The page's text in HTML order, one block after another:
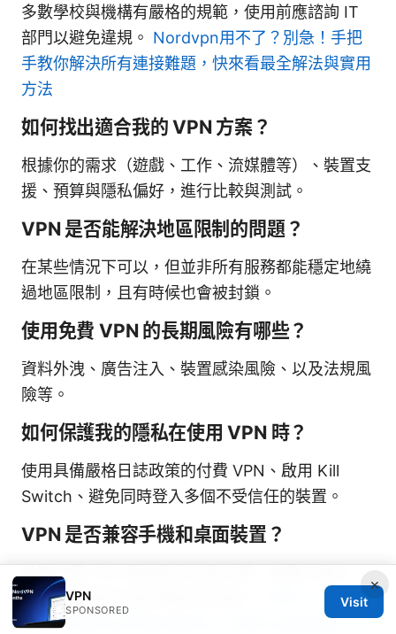
多數學校與機構有嚴格的規範，使用前應諮詢 IT
部門以避免違規。 Nordvpn用不了？別急！手把
手教你解決所有連接難題，快來看最全解法與實用
方法
如何找出適合我的 VPN 方案？
根據你的需求（遊戲、工作、流媒體等）、裝置支
援、預算與隱私偏好，進行比較與測試。
VPN 是否能解決地區限制的問題？
在某些情況下可以，但並非所有服務都能穩定地繞
過地區限制，且有時候也會被封鎖。
使用免費 VPN 的長期風險有哪些？
資料外洩、廣告注入、裝置感染風險、以及法規風
險等。
如何保護我的隱私在使用 VPN 時？
使用具備嚴格日誌政策的付費 VPN、啟用 Kill
Switch、避免同時登入多個不受信任的裝置。
VPN 是否兼容手機和桌面裝置？
多數付費 VPN 提供跨平台客戶端，免費方案也
有，但需留意功能與穩定性差異。
免费vpn下载：
2026年最安全好用的免费vpn推荐与使用教程，深
×
VPN
SPONSORED
Visit